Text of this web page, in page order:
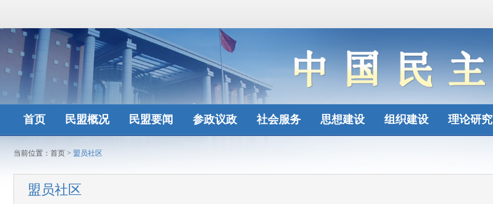
首页 民盟概况 民盟要闻 参政议政 社会服务 思想建设 组织建设 理论研究
当前位置： 首页 > 盟员社区
盟员社区